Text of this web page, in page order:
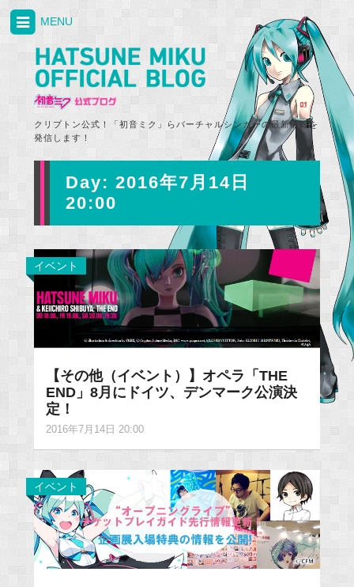
クリプトン公式！「初音ミク」らバーチャルシンガーの最新情報を
発信します！
MENU
Day: 2016年7月14日
20:00
イベント
【その他（イベント）】オペラ「THE
END」8月にドイツ、デンマーク公演決
定！
2016年7月14日 20:00
イベント